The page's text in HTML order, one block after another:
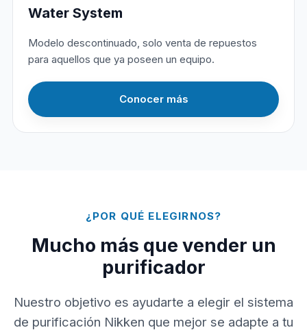
Water System
Modelo descontinuado, solo venta de repuestos
para aquellos que ya poseen un equipo.
Conocer más
¿POR QUÉ ELEGIRNOS?
Mucho más que vender un
purificador
Nuestro objetivo es ayudarte a elegir el sistema
de purificación Nikken que mejor se adapte a tu